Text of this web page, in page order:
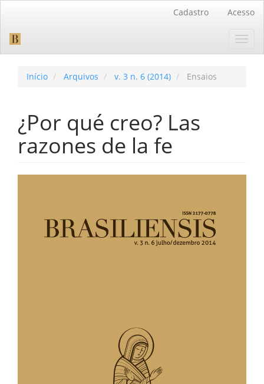
Barra
Cadastro Acesso
Início Arquivos v. 3 n. 6 (2014) Ensaios
¿Por qué creo? Las
razones de la fe
artigos